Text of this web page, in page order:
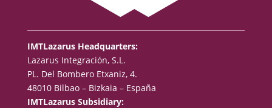
IMTLazarus Headquarters:
Lazarus Integración, S.L.
PL. Del Bombero Etxaniz, 4.
48010 Bilbao – Bizkaia – España
IMTLazarus Subsidiary: